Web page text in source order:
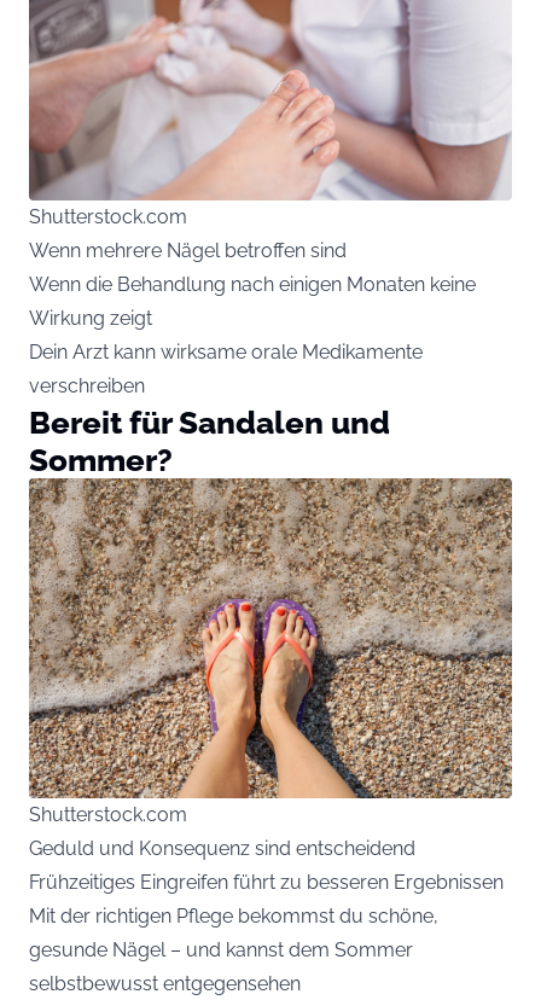
Shutterstock.com
Wenn mehrere Nägel betroffen sind
Wenn die Behandlung nach einigen Monaten keine
Wirkung zeigt
Dein Arzt kann wirksame orale Medikamente
verschreiben
Bereit für Sandalen und
Sommer?
Shutterstock.com
Geduld und Konsequenz sind entscheidend
Frühzeitiges Eingreifen führt zu besseren Ergebnissen
Mit der richtigen Pflege bekommst du schöne,
gesunde Nägel – und kannst dem Sommer
selbstbewusst entgegensehen